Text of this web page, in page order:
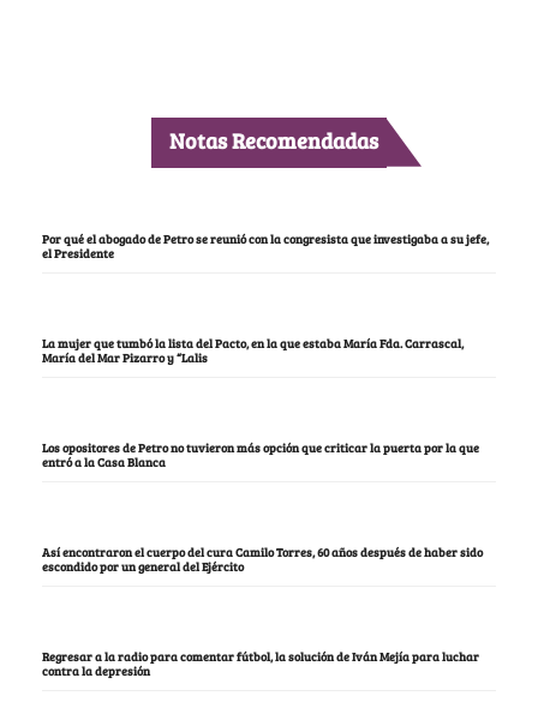
Notas Recomendadas
Por qué el abogado de Petro se reunió con la congresista que investigaba a su jefe,
el Presidente
La mujer que tumbó la lista del Pacto, en la que estaba María Fda. Carrascal,
María del Mar Pizarro y “Lalis
Los opositores de Petro no tuvieron más opción que criticar la puerta por la que
entró a la Casa Blanca
Así encontraron el cuerpo del cura Camilo Torres, 60 años después de haber sido
escondido por un general del Ejército
Regresar a la radio para comentar fútbol, la solución de Iván Mejía para luchar
contra la depresión